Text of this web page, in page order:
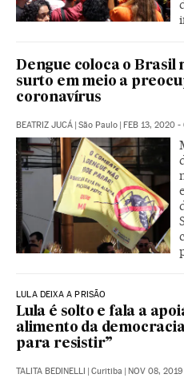
Dengue coloca o Brasil
surto em meio a
coronavírus
BEATRIZ JUCÁ | São Paulo | FEB 13, 2020 -
LULA DEIXA A PRISÃO
Lula é solto e fala a
alimento da
para resistir”
TALITA BEDINELLI | Curitiba | NOV 08,